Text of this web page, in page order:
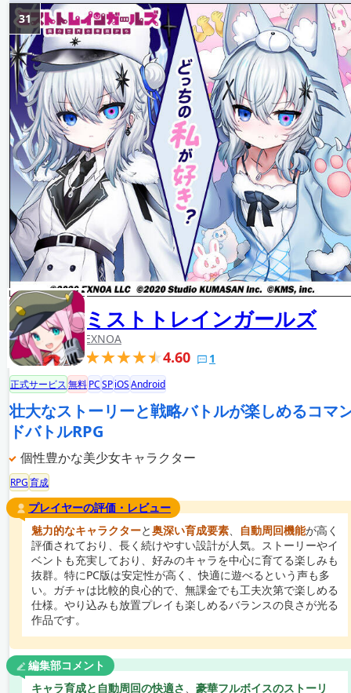
ミストトレインガールズ
EXNOA
4.60 1
31
正式サービス無料PCSPiOSAndroid
壮大なストーリーと戦略バトルが楽しめるコマ
ドバトルRPG
個性豊かな美少女キャラクター
RPG育成
プレイヤーの評価・レビュー
魅力的なキャラクターと奥深い育成要素 自動周回機能が高く
評価されており、長く続けやすい設計が人気。ストーリーやイ
ベントも充実しており、好みのキャラを中心に育てる楽しみも
抜群。特にPC版は安定性が高く、快適に遊べるという声も多
い。ガチャは比較的良心的で、無課金でも工夫次第で楽しめる
仕様。やり込みも放置プレイも楽しめるバランスの良さが光る
作品です。
編集部コメント
キャラ育成と自動周回の快適さ
豪華フルボイスのストーリ